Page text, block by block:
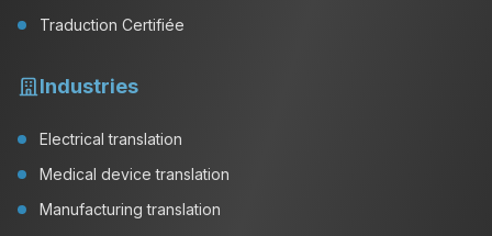
Traduction Certifiée
Industries
Electrical translation
Medical device translation
Manufacturing translation